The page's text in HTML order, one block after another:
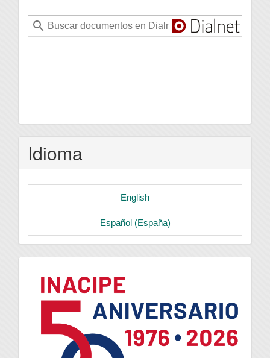
Idioma
English
Español (España)
logo